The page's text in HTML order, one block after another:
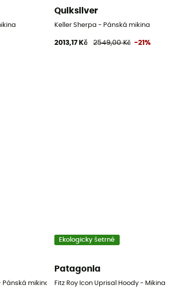
Quiksilver
Keller Sherpa - Pánská mikina
2013,17 Kč 2549,00 Kč -21%
Pánská mikina
Ekologicky šetrné
Patagonia
Fitz Roy Icon Uprisal Hoody - Mikina